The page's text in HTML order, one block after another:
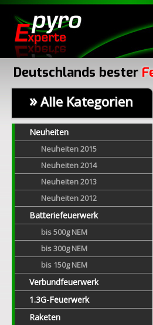
Deutschlands bester
»Alle Kategorien
Neuheiten
Neuheiten 2015
Neuheiten 2014
Neuheiten 2013
Neuheiten 2012
Batteriefeuerwerk
bis 500g NEM
bis 300g NEM
bis 150g NEM
Verbundfeuerwerk
1.3G-Feuerwerk
Raketen